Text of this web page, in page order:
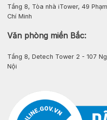
Tầng 8, Tòa nhà iTower, 49
Chí Minh
Văn phòng miền Bắc:
Tầng 8, Detech Tower 2 - 107
Nội